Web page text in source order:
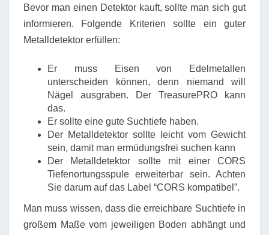
Bevor man einen Detektor kauft, sollte man sich gut
informieren. Folgende Kriterien sollte ein guter
Metalldetektor erfüllen:
Er muss Eisen von Edelmetallen
unterscheiden können, denn niemand will
Nägel ausgraben. Der TreasurePRO kann
das.
Er sollte eine gute Suchtiefe haben.
Der Metalldetektor sollte leicht vom Gewicht
sein, damit man ermüdungsfrei suchen kann
Der Metalldetektor sollte mit einer CORS
Tiefenortungsspule erweiterbar sein. Achten
Sie darum auf das Label “CORS kompatibel”.
Man muss wissen, dass die erreichbare Suchtiefe in
großem Maße vom jeweiligen Boden abhängt und